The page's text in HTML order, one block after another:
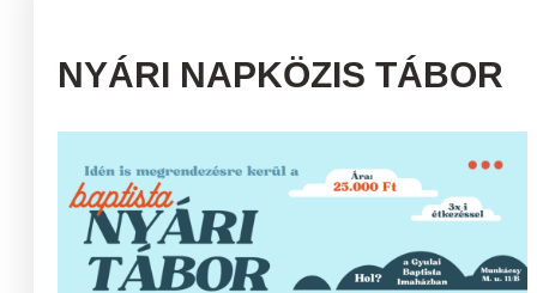
NYÁRI NAPKÖZIS TÁBOR